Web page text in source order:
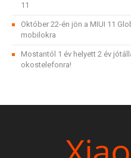
11
Október 22-én jön a MIUI 11
mobilokra
Mostantól 1 év helyett 2 év
okostelefonra!